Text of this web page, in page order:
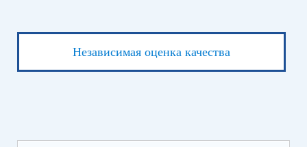
Независимая оценка качества